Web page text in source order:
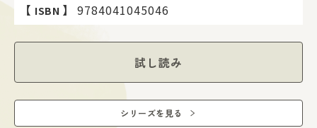
【 ISBN 】 9784041045046
試し読み
シリーズを見る